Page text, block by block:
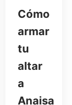
Cómo
armar
tu
altar
a
Anaisa